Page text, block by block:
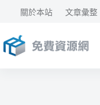
要
內
關於本站 文章彙整